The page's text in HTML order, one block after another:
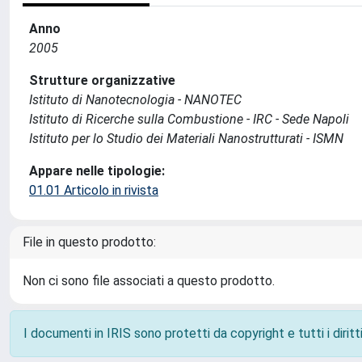
Anno
2005
Strutture organizzative
Istituto di Nanotecnologia - NANOTEC
Istituto di Ricerche sulla Combustione - IRC - Sede Napoli
Istituto per lo Studio dei Materiali Nanostrutturati - ISMN
Appare nelle tipologie:
01.01 Articolo in rivista
File in questo prodotto:
Non ci sono file associati a questo prodotto.
I documenti in IRIS sono protetti da copyright e tutti i